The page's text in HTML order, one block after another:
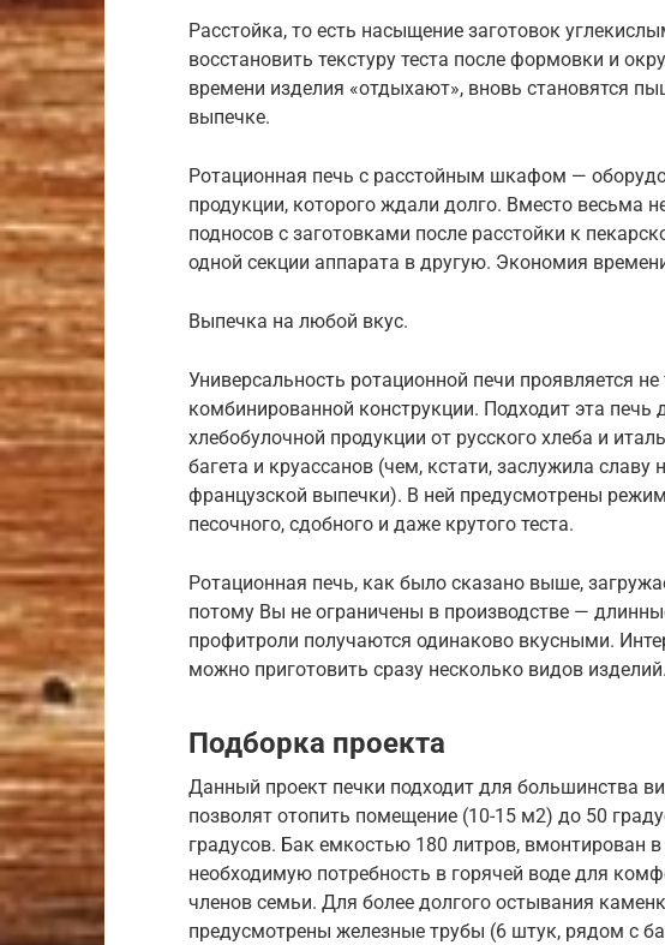
Расстойка, то есть насыщение заготовок
восстановить текстуру теста после формовки и
времени изделия «отдыхают», вновь становятся
выпечке.
Ротационная печь с расстойным шкафом —
продукции, которого ждали долго. Вместо весьма
подносов с заготовками после расстойки к
одной секции аппарата в другую. Экономия
Выпечка на любой вкус.
Универсальность ротационной печи проявляется
комбинированной конструкции. Подходит эта печь
хлебобулочной продукции от русского хлеба и
багета и круассанов (чем, кстати, заслужила
французской выпечки). В ней предусмотрены
песочного, сдобного и даже крутого теста.
Ротационная печь, как было сказано выше,
потому Вы не ограничены в производстве —
профитроли получаются одинаково вкусными.
можно приготовить сразу несколько видов изделий.
Подборка проекта
Данный проект печки подходит для большинства
позволят отопить помещение (10-15 м2) до 50
градусов. Бак емкостью 180 литров, вмонтирован
необходимую потребность в горячей воде для
членов семьи. Для более долгого остывания
предусмотрены железные трубы (6 штук, рядом с